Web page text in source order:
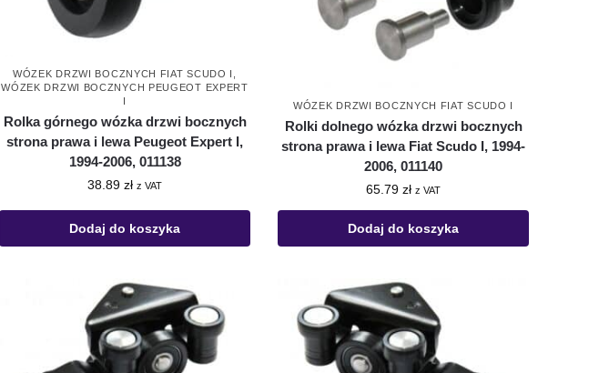
WÓZEK DRZWI BOCZNYCH FIAT SCUDO I
WÓZEK DRZWI BOCZNYCH PEUGEOT EXPERT
I
Rolka górnego wózka drzwi bocznych
strona prawa i lewa Peugeot Expert I,
1994-2006, 011138
38.89 zł z VAT
Dodaj do koszyka
WÓZEK DRZWI BOCZNYCH FIAT SCUDO I
Rolki dolnego wózka drzwi bocznych
strona prawa i lewa Fiat Scudo I, 1994-
2006, 011140
65.79zł z VAT
Dodaj do koszyka